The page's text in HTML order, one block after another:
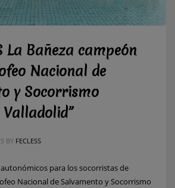
La Bañeza campeón
Nacional de
y Socorrismo
Valladolid”
BY FECLESS
para los socorristas de
Nacional de Salvamento y Socorrismo